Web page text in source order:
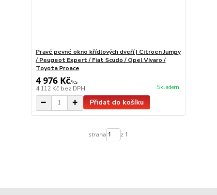
Pravé pevné okno křídlových dveří | Citroen Jumpy
/ Peugeot Expert / Fiat Scudo / Opel Vivaro /
Toyota Proace
4 976 Kč/ks
4 112 Kč bez DPH Skladem
Přidat do košíku
strana z 1